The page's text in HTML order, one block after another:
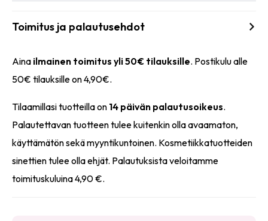
Toimitus ja palautusehdot
Aina ilmainen toimitus yli 50€ tilauksille. Postikulu alle
50€ tilauksille on 4,90€.
Tilaamillasi tuotteilla on 14 päivän palautusoikeus.
Palautettavan tuotteen tulee kuitenkin olla avaamaton,
käyttämätön sekä myyntikuntoinen. Kosmetiikkatuotteiden
sinettien tulee olla ehjät. Palautuksista veloitamme
toimituskuluina 4,90 €.